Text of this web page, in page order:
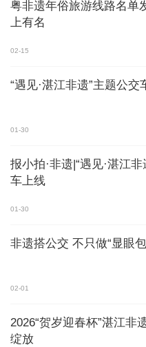
粤非遗年俗旅游线路名单
上有名
02-15
“遇见·湛江非遗”主题公交
01-30
报小拍·非遗|“遇见·湛江
车上线
01-30
非遗搭公交 不只做“显眼包
02-01
2026“贺岁迎春杯”湛江非
绽放